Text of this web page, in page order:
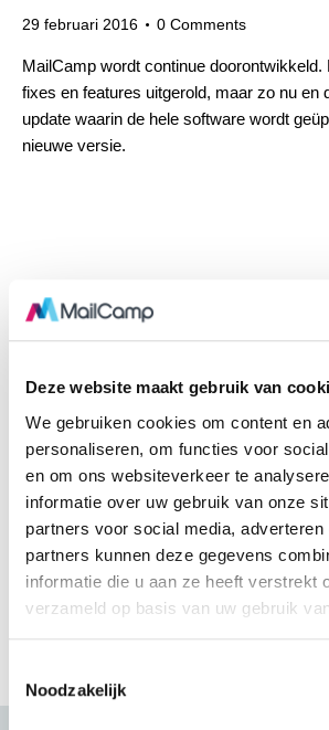
Deze website maakt gebruik van
We gebruiken cookies om content en
personaliseren, om functies voor
en om ons websiteverkeer te
informatie over uw gebruik van onze
partners voor social media,
partners kunnen deze gegevens
informatie die u aan ze heeft verstrekt
verzameld op basis van uw gebruik
Noodzakelijk
29 februari 2016 0 Comments
MailCamp wordt continue doorontwikkeld.
fixes en features uitgerold, maar zo nu en
update waarin de hele software wordt
nieuwe versie.